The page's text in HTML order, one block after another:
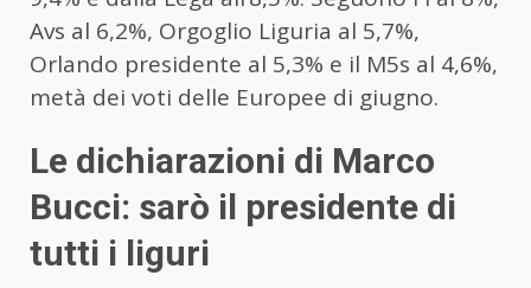
Avs al 6,2%, Orgoglio Liguria al 5,7%,
Orlando presidente al 5,3% e il M5s al 4,6%,
metà dei voti delle Europee di giugno.
Le dichiarazioni di Marco
Bucci: sarò il presidente di
tutti i liguri